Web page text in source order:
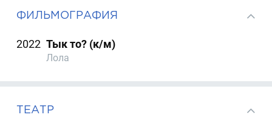
ФИЛЬМОГРАФИЯ
2022 Тык то? (к/м)
Лола
ТЕАТР